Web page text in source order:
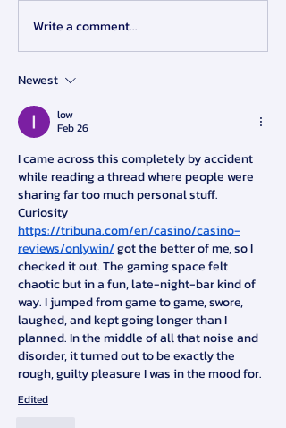
Write a comment...
Newest
low
Feb 26
I came across this completely by accident
while reading a thread where people were
sharing far too much personal stuff.
https://tribuna.com/en/casino/casino-
reviews/onlywin/ got the better of me, so I
checked it out. The gaming space felt
chaotic but in a fun, late-night-bar kind of
way. I jumped from game to game, swore,
laughed, and kept going longer than I
planned. In the middle of all that noise and
disorder, it turned out to be exactly the
rough, guilty pleasure I was in the mood for.
Edited